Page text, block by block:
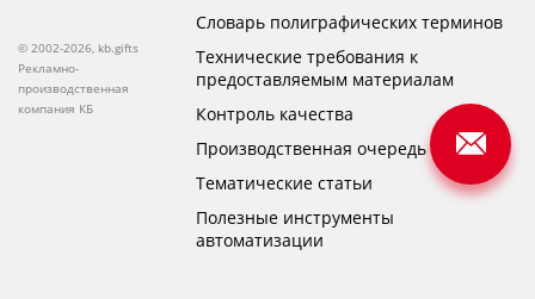
© 2002-2026, kb.gifts
Рекламно-
производственная
компания КБ
Словарь полиграфических терминов
Технические требования к
предоставляемым материалам
Контроль качества
Производственная очередь
Тематические статьи
Полезные инструменты
автоматизации